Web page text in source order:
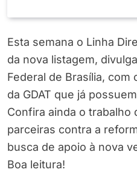
Esta semana o Linha
da nova listagem,
Federal de Brasília, com
da GDAT que já
Confira ainda o trabalho
parceiras contra a
busca de apoio à nova
Boa leitura!